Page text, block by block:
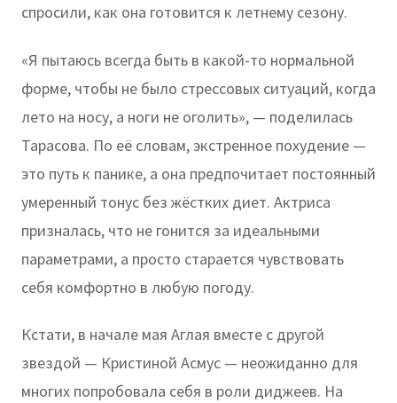
спросили, как она готовится к летнему сезону.
«Я пытаюсь всегда быть в какой-то нормальной
форме, чтобы не было стрессовых ситуаций, когда
лето на носу, а ноги не оголить», — поделилась
Тарасова. По её словам, экстренное похудение —
это путь к панике, а она предпочитает постоянный
умеренный тонус без жёстких диет. Актриса
призналась, что не гонится за идеальными
параметрами, а просто старается чувствовать
себя комфортно в любую погоду.
Кстати, в начале мая Аглая вместе с другой
звездой — Кристиной Асмус — неожиданно для
многих попробовала себя в роли диджеев. На